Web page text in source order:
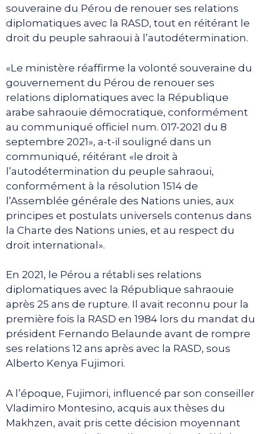
souveraine du Pérou de renouer ses relations
diplomatiques avec la RASD, tout en réitérant le
droit du peuple sahraoui à l’autodétermination.
«Le ministère réaffirme la volonté souveraine du
gouvernement du Pérou de renouer ses
relations diplomatiques avec la République
arabe sahraouie démocratique, conformément
au communiqué officiel num. 017-2021 du 8
septembre 2021», a-t-il souligné dans un
communiqué, réitérant «le droit à
l’autodétermination du peuple sahraoui,
conformément à la résolution 1514 de
l’Assemblée générale des Nations unies, aux
principes et postulats universels contenus dans
la Charte des Nations unies, et au respect du
droit international».
En 2021, le Pérou a rétabli ses relations
diplomatiques avec la République sahraouie
après 25 ans de rupture. Il avait reconnu pour la
première fois la RASD en 1984 lors du mandat du
président Fernando Belaunde avant de rompre
ses relations 12 ans après avec la RASD, sous
Alberto Kenya Fujimori.
A l’époque, Fujimori, influencé par son conseiller
Vladimiro Montesino, acquis aux thèses du
Makhzen, avait pris cette décision moyennant